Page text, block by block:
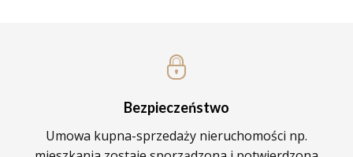
Bezpieczeństwo
Umowa kupna-sprzedaży nieruchomości np.